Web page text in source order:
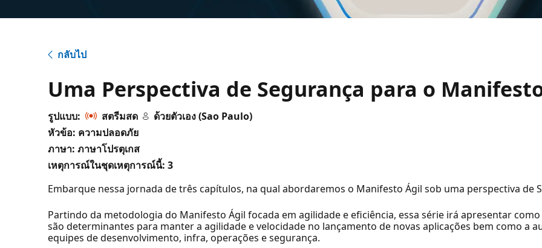
กลับไป
Uma Perspectiva de Segurança para o
รูปแบบ: สตรีมสด
ด้วยตัวเอง (Sao Paulo)
หัวข้อ: ความปลอดภัย
ภาษา: ภาษาโปรตุเกส
เหตุการณ์ในชุดเหตุการณ์นี้: 3
Embarque nessa jornada de três capítulos, na qual abordaremos o Manifesto Ágil sob uma perspectiva de
Partindo da metodologia do Manifesto Ágil focada em agilidade e eficiência, essa série irá apresentar
são determinantes para manter a agilidade e velocidade no lançamento de novas aplicações bem como a
equipes de desenvolvimento, infra, operações e segurança.